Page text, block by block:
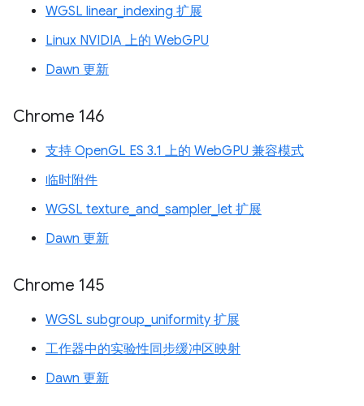
WGSL linear_indexing 扩展
Linux NVIDIA 上的 WebGPU
Dawn 更新
Chrome 146
支持 OpenGL ES 3.1 上的 WebGPU 兼容模式
临时附件
WGSL texture_and_sampler_let 扩展
Dawn 更新
Chrome 145
WGSL subgroup_uniformity 扩展
工作器中的实验性同步缓冲区映射
Dawn 更新